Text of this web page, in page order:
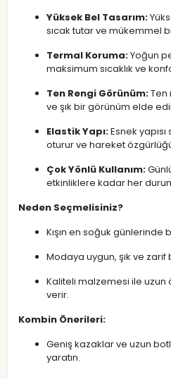
Yüksek Bel Tasarım:
sıcak tutar ve mükemmel
Termal Koruma:Yoğun
maksimum sıcaklık ve
Ten Rengi Görünüm:Ten
ve şık bir görünüm elde
Elastik Yapı:Esnek
oturur ve hareket
Çok Yönlü Kullanım:
etkinliklere kadar her
Neden Seçmelisiniz?
Kışın en soğuk günlerinde
Modaya uygun, şık ve
Kaliteli malzemesi ile uzun
verir.
Kombin Önerileri:
Geniş kazaklar ve uzun
yaratın.